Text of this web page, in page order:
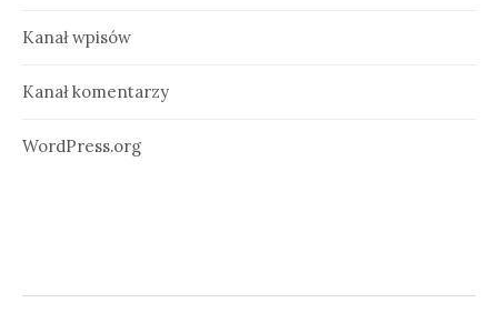
Kanał wpisów
Kanał komentarzy
WordPress.org